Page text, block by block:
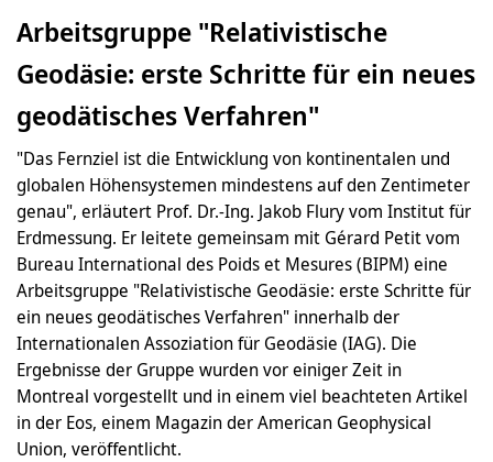
Arbeitsgruppe "Relativistische
Geodäsie: erste Schritte für ein neues
geodätisches Verfahren"
"Das Fernziel ist die Entwicklung von kontinentalen und
globalen Höhensystemen mindestens auf den Zentimeter
genau", erläutert Prof. Dr.-Ing. Jakob Flury vom Institut für
Erdmessung. Er leitete gemeinsam mit Gérard Petit vom
Bureau International des Poids et Mesures (BIPM) eine
Arbeitsgruppe "Relativistische Geodäsie: erste Schritte für
ein neues geodätisches Verfahren" innerhalb der
Internationalen Assoziation für Geodäsie (IAG). Die
Ergebnisse der Gruppe wurden vor einiger Zeit in
Montreal vorgestellt und in einem viel beachteten Artikel
in der Eos, einem Magazin der American Geophysical
Union, veröffentlicht.